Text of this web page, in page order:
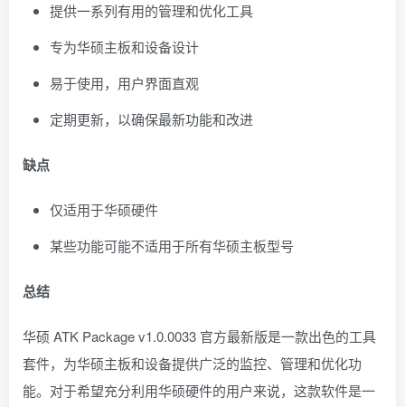
提供一系列有用的管理和优化工具
专为华硕主板和设备设计
易于使用，用户界面直观
定期更新，以确保最新功能和改进
缺点
仅适用于华硕硬件
某些功能可能不适用于所有华硕主板型号
总结
华硕 ATK Package v1.0.0033 官方最新版是一款出色的工具
套件，为华硕主板和设备提供广泛的监控、管理和优化功
能。对于希望充分利用华硕硬件的用户来说，这款软件是一